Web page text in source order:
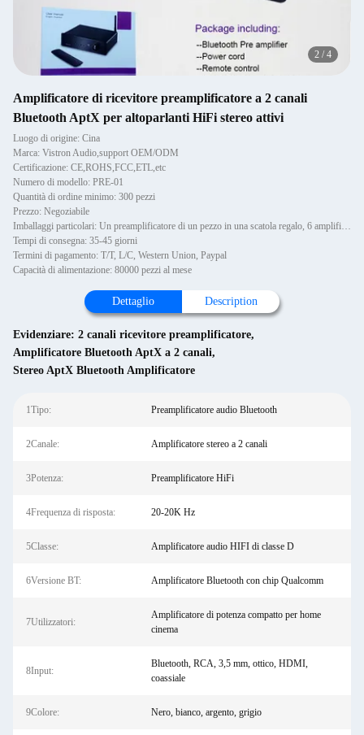
2 / 4
Amplificatore di ricevitore preamplificatore a 2 canali
Bluetooth AptX per altoparlanti HiFi stereo attivi
Luogo di origine: Cina
Marca: Vistron Audio,support OEM/ODM
Certificazione: CE,ROHS,FCC,ETL,etc
Numero di modello: PRE-01
Quantità di ordine minimo: 300 pezzi
Prezzo: Negoziabile
Imballaggi particolari: Un preamplificatore di un pezzo in una scatola regalo, 6 amplificatori in una cartoncina
Tempi di consegna: 35-45 giorni
Termini di pagamento: T/T, L/C, Western Union, Paypal
Capacità di alimentazione: 80000 pezzi al mese
Dettaglio Description
Evidenziare: 2 canali ricevitore preamplificatore,
Amplificatore Bluetooth AptX a 2 canali,
Stereo AptX Bluetooth Amplificatore
1Tipo: Preamplificatore audio Bluetooth
2Canale: Amplificatore stereo a 2 canali
3Potenza: Preamplificatore HiFi
4Frequenza di risposta: 20-20K Hz
5Classe: Amplificatore audio HIFI di classe D
6Versione BT: Amplificatore Bluetooth con chip Qualcomm
7Utilizzatori:
Amplificatore di potenza compatto per home
cinema
8Input:
Bluetooth, RCA, 3,5 mm, ottico, HDMI,
coassiale
9Colore: Nero, bianco, argento, grigio